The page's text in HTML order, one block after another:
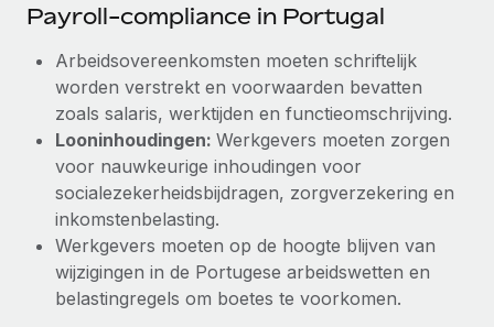
Payroll-compliance in Portugal
Arbeidsovereenkomsten moeten schriftelijk
worden verstrekt en voorwaarden bevatten
zoals salaris, werktijden en functieomschrijving.
Looninhoudingen: Werkgevers moeten zorgen
voor nauwkeurige inhoudingen voor
socialezekerheidsbijdragen, zorgverzekering en
inkomstenbelasting.
Werkgevers moeten op de hoogte blijven van
wijzigingen in de Portugese arbeidswetten en
belastingregels om boetes te voorkomen.